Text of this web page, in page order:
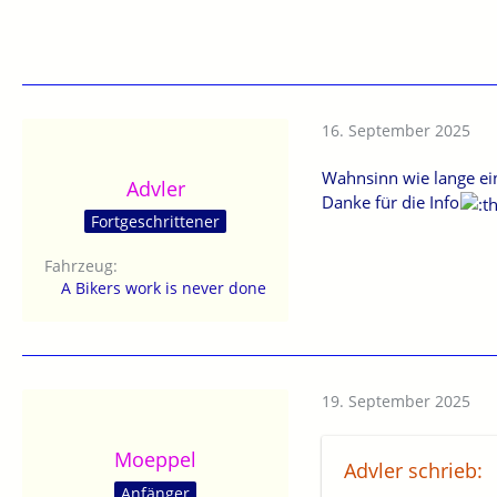
Advler
Fortgeschrittener
Fahrzeug
A Bikers work is never done
16. September 2025
Wahnsinn wie lange
Danke für die Info
Moeppel
19. September 2025
Advler schrieb: